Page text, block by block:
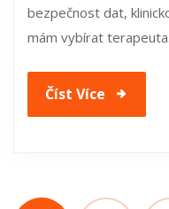
bezpečnost dat,
mám vybírat terapeuta.
Číst Více